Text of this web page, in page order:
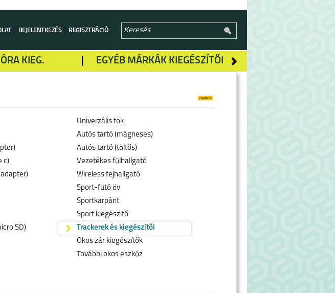
BEJELENTKEZÉS REGISZTRÁCIÓ
EGYÉB MÁRKÁK KIEGÉSZÍTŐI
ÓRA KIEG.
c)
SD)
Univerzális tok
Autós tartó (mágneses)
Autós tartó (töltős)
Vezetékes fülhallgató
Wireless fejhallgató
Sport-futó öv
Sportkarpánt
Sport kiegészitő
Trackerek és kiegészítői
Okos zár kiegészítők
További okos eszköz